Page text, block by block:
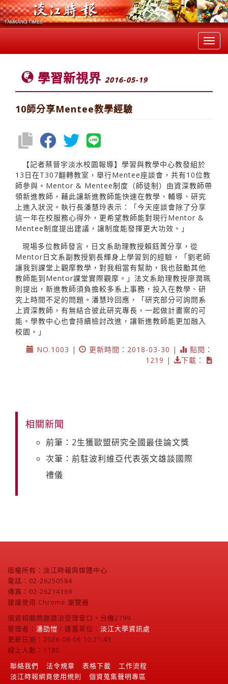
學習新視界 2016-05-19
10師分享Mentee教學經驗
【記者蔡晉宇淡水校園報導】學習與教學中心教發組於
13日在T307翻轉教室，舉行Mentee座談會，共有10位教
師參與。Mentor & Mentee制度（師徒制）由資深教師帶
領新進教師，藉此讓新進教師能快速在教學、輔導、研究
上進入狀況。執行長潘慧玲表示：「今天座談會除了分享
這一年在校服務心得外，更希望教師能對現行Mentor &
Mentee制度提出建議，讓制度能發揮更大功效。」
現場多位教師發言，日文系助理教授賴鈺菁分享，從
Mentor日文系副教授劉長輝身上學習到的經驗，「劉老師
讓我到課堂上觀摩教學，對我相當有幫助，我也鼓勵其他
教師能到Mentor課堂實際觀摩。」法文系助理教授廖潤珮
則提出，新進教師須負擔較多系上事務，投入在教學、研
究上時間不足的問題。潘慧玲回應，「研究部分可詢問系
上資深教師，有無結合彼此研究專長，一起做計畫案的可
能。學教中心也會持續檢討改進，讓新進教師能更加融入
校園。」
NO.1003 |
更新時間：2018-03-30 |
點閱：
1219 |
下載：
相關新聞
前筆：2生獲歐盟研究全國最佳論文獎
次筆：前駐波利維亞代表張文雄談國際
禮儀
版權所有：淡江時報與媒體中心
電話：02-26250584
傳真：02-26214169
建議使用 Chrome 瀏覽器
個資相關問題請洽受理窗口，分機2799
管理者： 潘劭愷 / 建置單位： 淡江大學資訊處
更新日期：2026-08-06 10:21:43
線上人數：1180
聯絡我們
法令規章 表格下載
工作流程
淡江時報網頁使用規則
個資蒐集聲明專區